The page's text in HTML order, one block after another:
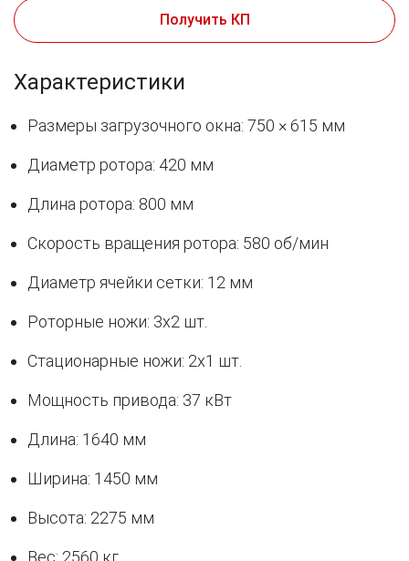
Получить КП
Характеристики
Размеры загрузочного окна: 750 × 615 мм
Диаметр ротора: 420 мм
Длина ротора: 800 мм
Скорость вращения ротора: 580 об/мин
Диаметр ячейки сетки: 12 мм
Роторные ножи: 3х2 шт.
Стационарные ножи: 2х1 шт.
Мощность привода: 37 кВт
Длина: 1640 мм
Ширина: 1450 мм
Высота: 2275 мм
Вес: 2560 кг